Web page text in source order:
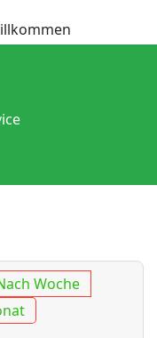
Woche